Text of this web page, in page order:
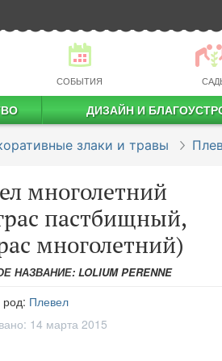
СОБЫТИЯ
ДИЗАЙН И
злаки и травы
многолетний
пастбищный,
многолетний)
НАЗВАНИЕ: LOLIUM PERENNE
Плевел
14 марта 2015